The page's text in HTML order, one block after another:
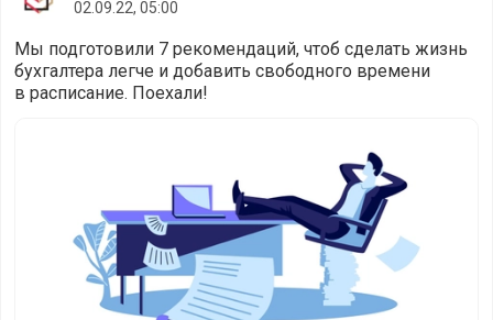
02.09.22, 05:00
Мы подготовили 7 рекомендаций, чтоб сделать жизнь
бухгалтера легче и добавить свободного времени
в расписание. Поехали!